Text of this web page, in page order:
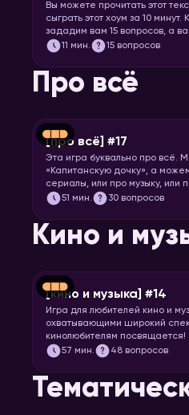
Вы можете прочитать этот
сыграть этот хоум за 10
зададим вам 15 вопросов, а
или нет.
11 мин. 15 вопросов
Про всё
[про всё] #17
Эта игра буквально про всё.
«Капитанскую дочку», а
сериалы, или про музыку, или
специфических знаний не
51 мин. 30 вопросов
Кино и
[кино и музыка] #14
Игра для любителей кино и
охватывающими широкий
кинолюбителям посвящается!
57 мин. 48 вопросов